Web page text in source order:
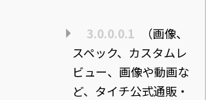
3.0.0.0.1
（画像、
スペック、カスタムレ
ビュー、画像や動画な
ど、タイチ公式通販・